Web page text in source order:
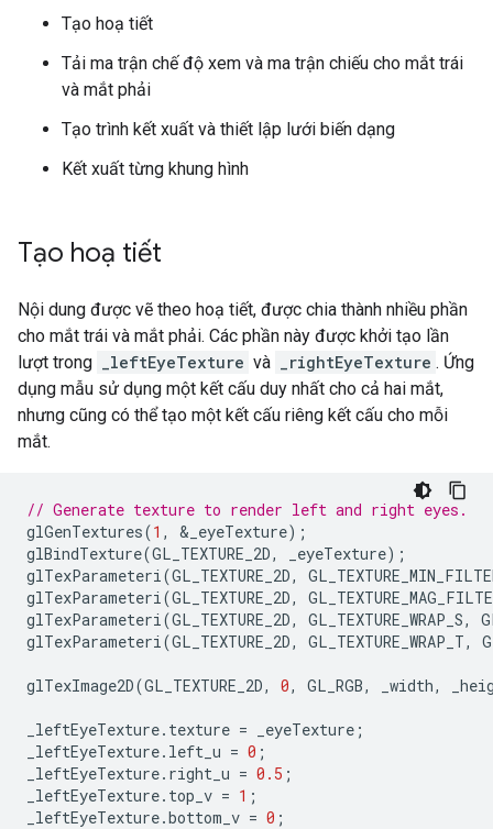
Tạo hoạ tiết
Tải ma trận chế độ xem và ma trận chiếu cho mắt trái
và mắt phải
Tạo trình kết xuất và thiết lập lưới biến dạng
Kết xuất từng khung hình
Tạo hoạ tiết
Nội dung được vẽ theo hoạ tiết, được chia thành nhiều phần
cho mắt trái và mắt phải. Các phần này được khởi tạo lần
lượt trong
_leftEyeTexture và _rightEyeTexture . Ứng
dụng mẫu sử dụng một kết cấu duy nhất cho cả hai mắt,
nhưng cũng có thể tạo một kết cấu riêng kết cấu cho mỗi
mắt.
// Generate texture to render left and right eyes.
glGenTextures(1 , & _eyeTexture);
glBindTexture(GL_TEXTURE_2D, _eyeTexture);
glTexParameteri (GL_TEXTURE_2D,
glTexParameteri (GL_TEXTURE_2D,
glTexParameteri (GL_TEXTURE_2D, GL_TEXTURE_WRAP_S,
glTexParameteri (GL_TEXTURE_2D, GL_TEXTURE_WRAP_T,
glTexImage2D(GL_TEXTURE_2D, 0, GL_RGB, _width,
_leftEyeTexture. texture = _eyeTexture ;
_leftEyeTexture. left_u = 0 ;
_leftEyeTexture. right_u = 0.5 ;
_leftEyeTexture. top_v = 1 ;
_leftEyeTexture.bottom_v = 0 ;